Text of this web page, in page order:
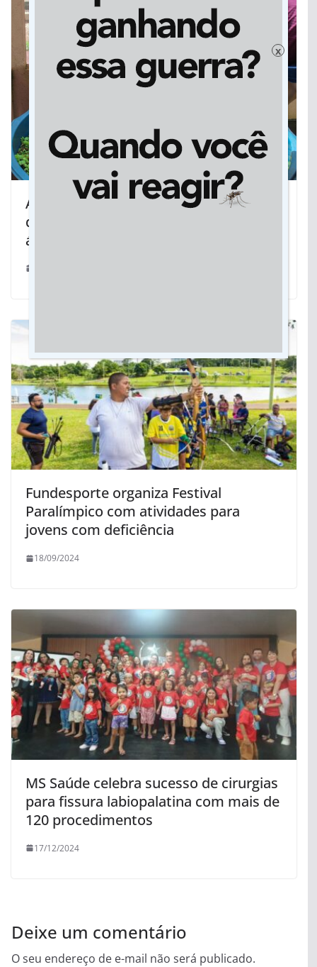
Acadêmicos de Dourados avaliam uso
de plantas para remover herbicida da
água
Fundesporte organiza Festival
Paralímpico com atividades para
jovens com deficiência
18/09/2024
MS Saúde celebra sucesso de cirurgias
para fissura labiopalatina com mais de
120 procedimentos
17/12/2024
Deixe um comentário
O seu endereço de e-mail não será publicado.
x